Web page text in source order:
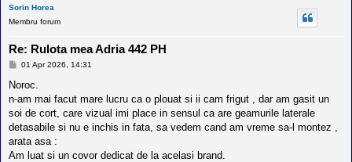
Sorin Horea
Membru forum
Re: Rulota mea Adria 442 PH
M
s
j
01 Apr 2026, 14:31
Noroc.
n-am mai facut mare lucru ca o plouat si ii cam frigut , dar am gasit un
soi de cort, care vizual imi place in sensul ca are geamurile laterale
detasabile si nu e inchis in fata, sa vedem cand am vreme sa-l montez ,
arata asa :
Am luat si un covor dedicat de la acelasi brand.